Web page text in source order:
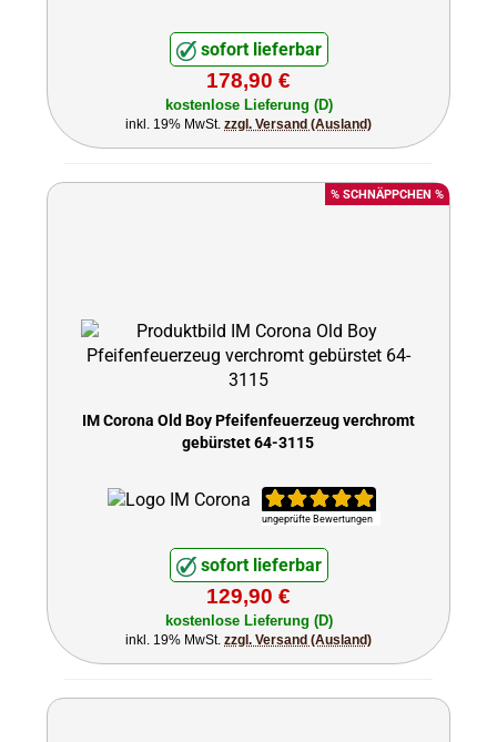
sofort lieferbar
178,90 €
kostenlose Lieferung (D)
inkl. 19% MwSt. zzgl. Versand (Ausland)
% SCHNÄPPCHEN %
IM Corona Old Boy Pfeifenfeuerzeug verchromt
gebürstet 64-3115
ungeprüfte Bewertungen
sofort lieferbar
129,90 €
kostenlose Lieferung (D)
inkl. 19% MwSt. zzgl. Versand (Ausland)